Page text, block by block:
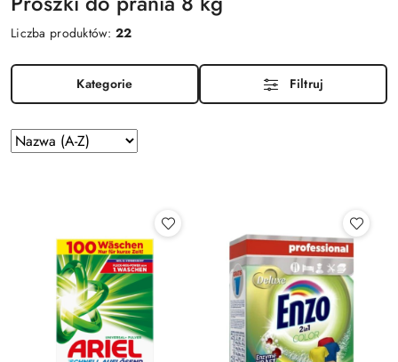
Liczba produktów:22
Kategorie Filtruj
Zastosowano
sortowanie:
Sortuj
według